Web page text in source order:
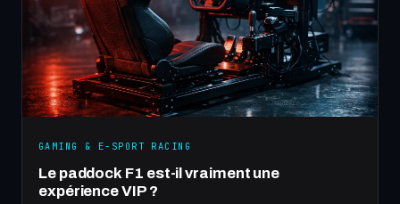
GAMING & E-SPORT RACING
Le paddock F1 est-il vraiment une
expérience VIP ?